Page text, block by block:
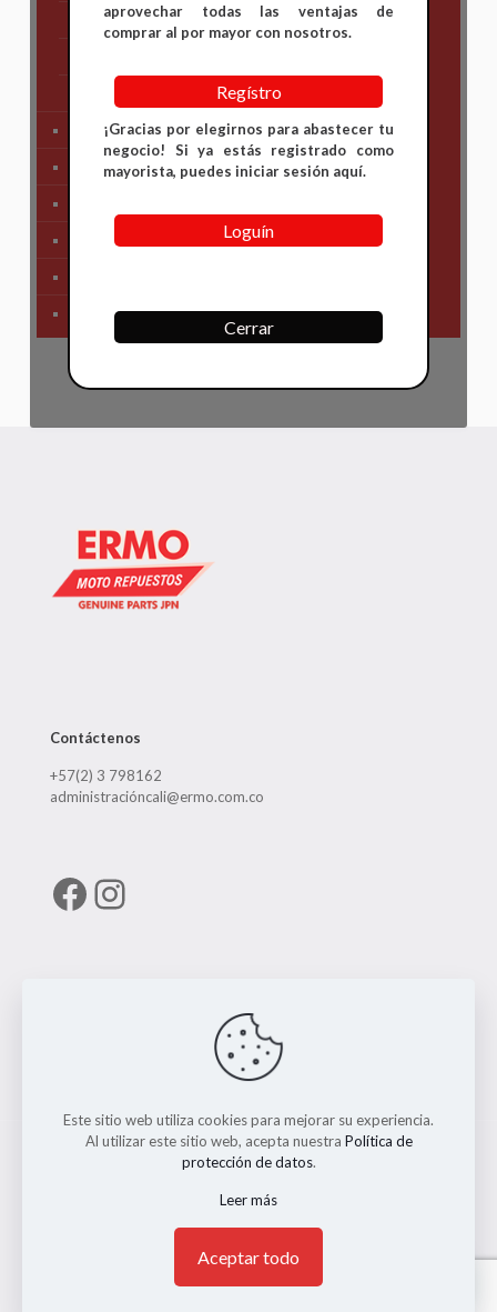
Suzuki
Tren Delantero
Partes de Motor
SIstema Eléctrico
Primera Necesidad
Contáctenos
+57(2) 3 798162
administracióncali@ermo.com.co
Facebook
Instagram
© 2026 ERMO MOTO REPUESTOS. Todos los Derechos
Reservados. || Implementado porAndrés Escobar
aprovechar todas las ventajas de
comprar al por mayor con nosotros.
Regístro
¡Gracias por elegirnos para abastecer tu
negocio! Si ya estás registrado como
mayorista, puedes iniciar sesión aquí.
Loguín
Cerrar
Este sitio web utiliza cookies para mejorar su experiencia.
Al utilizar este sitio web, acepta nuestra Política de
protección de datos.
Leer más
Aceptar todo